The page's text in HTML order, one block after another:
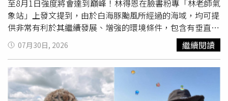
策依據，釐清外界疑慮，以昭公信。但對於市府的說法，市
議員周永鴻在臉書反駁道：「食藥署七月四日的說明幾乎
（與市府）一模一樣，中聯代表依要求列席說明製程與改善
計畫，報告完就離席，沒有參與後續的專家討論…同一個
人，坐進台中市政府的會議室就叫接受審查，坐進中央的會
議室，就變成官商勾結，這種標準只有一個用途，就是選
舉」。
至8月1日強度將會達到巔峰！林得恩在臉書粉專「林老師氣
象站」上發文提到，由於白海豚颱風所經過的海域，均可提
供非常有利於其繼續發展、增強的環境條件，包含有垂直風
切變偏小、海表溫度偏高，海洋熱焓量高，以及高層外流輻
散氣流強勁等，目前白海豚體型愈來愈大、強度也愈來愈
強，現已發展成強烈颱風。林得恩表示：「颱風中心氣壓已
降到895百帕，近中心最大風速每秒60公尺，七級風平均暴
風半徑200公里，十級風平均暴風半徑 也擴大到100公里；
07月30日, 2026 繼續閱讀